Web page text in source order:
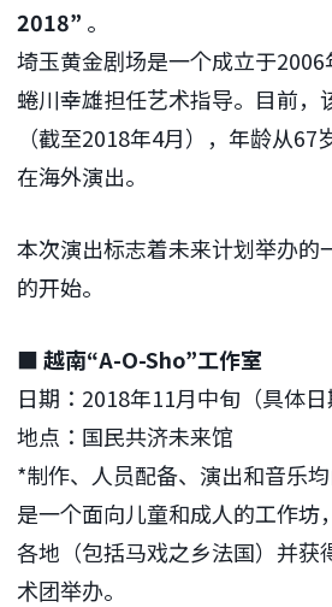
2018” 。
埼玉黄金剧场是一个成立于
蜷川幸雄担任艺术指导。目前，
（截至2018年4月），年龄从
在海外演出。
本次演出标志着未来计划举办的
的开始。
■ 越南“A-O-Sho”工作室
日期：2018年11月中旬（具体日
地点：国民共济未来馆
*制作、人员配备、演出和音乐
是一个面向儿童和成人的工作坊
各地（包括马戏之乡法国）并获
术团举办。